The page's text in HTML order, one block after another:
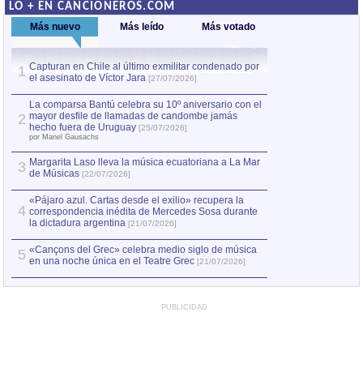
LO + EN CANCIONEROS.COM
Más nuevo Más leído Más votado
1 Capturan en Chile al último exmilitar condenado por
el asesinato de Víctor Jara [27/07/2026]
2
La comparsa Bantú celebra su 10º aniversario con el
mayor desfile de llamadas de candombe jamás
hecho fuera de Uruguay [25/07/2026]
por Manel Gausachs
3 Margarita Laso lleva la música ecuatoriana a La Mar
de Músicas [22/07/2026]
4
«Pájaro azul. Cartas desde el exilio» recupera la
correspondencia inédita de Mercedes Sosa durante
la dictadura argentina [21/07/2026]
5 «Cançons del Grec» celebra medio siglo de música
en una noche única en el Teatre Grec [21/07/2026]
PUBLICIDAD